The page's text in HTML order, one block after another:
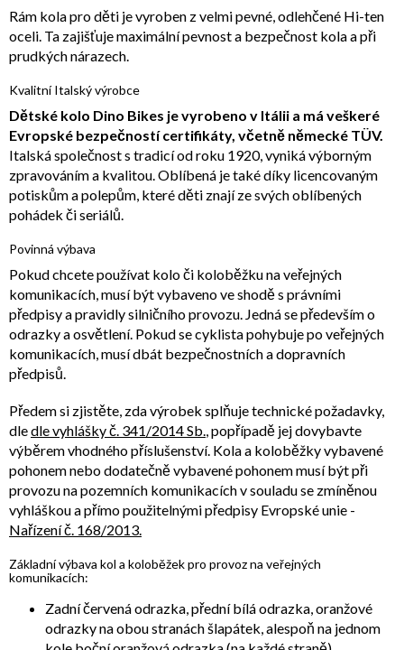
Rám kola pro děti je vyroben z velmi pevné, odlehčené Hi-ten
oceli. Ta zajišťuje maximální pevnost a bezpečnost kola a při
prudkých nárazech.
Kvalitní Italský výrobce
Dětské kolo Dino Bikes je vyrobeno v Itálii a má veškeré
Evropské bezpečností certifikáty, včetně německé TÜV.
Italská společnost s tradicí od roku 1920, vyniká výborným
zpravováním a kvalitou. Oblíbená je také díky licencovaným
potiskům a polepům, které děti znají ze svých oblíbených
pohádek či seriálů.
Povinná výbava
Pokud chcete používat kolo či koloběžku na veřejných
komunikacích, musí být vybaveno ve shodě s právními
předpisy a pravidly silničního provozu. Jedná se především o
odrazky a osvětlení. Pokud se cyklista pohybuje po veřejných
komunikacích, musí dbát bezpečnostních a dopravních
předpisů.
Předem si zjistěte, zda výrobek splňuje technické požadavky,
dledle vyhlášky č. 341/2014 Sb., popřípadě jej dovybavte
výběrem vhodného příslušenství. Kola a koloběžky vybavené
pohonem nebo dodatečně vybavené pohonem musí být při
provozu na pozemních komunikacích v souladu se zmíněnou
vyhláškou a přímo použitelnými předpisy Evropské unie -
Nařízení č. 168/2013.
Základní výbava kol a koloběžek pro provoz na veřejných
komunikacích:
Zadní červená odrazka, přední bílá odrazka, oranžové
odrazky na obou stranách šlapátek, alespoň na jednom